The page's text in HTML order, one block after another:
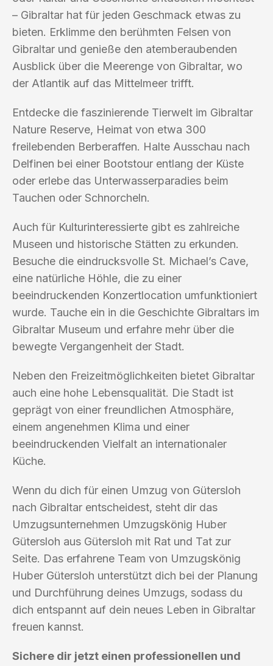
– Gibraltar hat für jeden Geschmack etwas zu
bieten. Erklimme den berühmten Felsen von
Gibraltar und genieße den atemberaubenden
Ausblick über die Meerenge von Gibraltar, wo
der Atlantik auf das Mittelmeer trifft.
Entdecke die faszinierende Tierwelt im Gibraltar
Nature Reserve, Heimat von etwa 300
freilebenden Berberaffen. Halte Ausschau nach
Delfinen bei einer Bootstour entlang der Küste
oder erlebe das Unterwasserparadies beim
Tauchen oder Schnorcheln.
Auch für Kulturinteressierte gibt es zahlreiche
Museen und historische Stätten zu erkunden.
Besuche die eindrucksvolle St. Michael’s Cave,
eine natürliche Höhle, die zu einer
beeindruckenden Konzertlocation umfunktioniert
wurde. Tauche ein in die Geschichte Gibraltars im
Gibraltar Museum und erfahre mehr über die
bewegte Vergangenheit der Stadt.
Neben den Freizeitmöglichkeiten bietet Gibraltar
auch eine hohe Lebensqualität. Die Stadt ist
geprägt von einer freundlichen Atmosphäre,
einem angenehmen Klima und einer
beeindruckenden Vielfalt an internationaler
Küche.
Wenn du dich für einen Umzug von Gütersloh
nach Gibraltar entscheidest, steht dir das
Umzugsunternehmen Umzugskönig Huber
Gütersloh aus Gütersloh mit Rat und Tat zur
Seite. Das erfahrene Team von Umzugskönig
Huber Gütersloh unterstützt dich bei der Planung
und Durchführung deines Umzugs, sodass du
dich entspannt auf dein neues Leben in Gibraltar
freuen kannst.
Sichere dir jetzt einen professionellen und